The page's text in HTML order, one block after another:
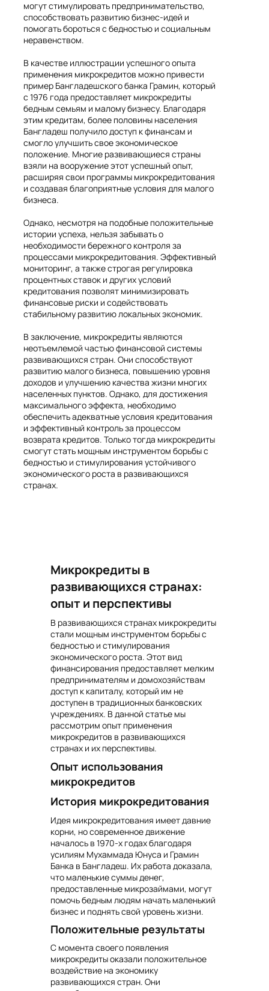
могут стимулировать предпринимательство,
способствовать развитию бизнес-идей и
помогать бороться с бедностью и социальным
неравенством.
В качестве иллюстрации успешного опыта
применения микрокредитов можно привести
пример Бангладешского банка Грамин, который
с 1976 года предоставляет микрокредиты
бедным семьям и малому бизнесу. Благодаря
этим кредитам, более половины населения
Бангладеш получило доступ к финансам и
смогло улучшить свое экономическое
положение. Многие развивающиеся страны
взяли на вооружение этот успешный опыт,
расширяя свои программы микрокредитования
и создавая благоприятные условия для малого
бизнеса.
Однако, несмотря на подобные положительные
истории успеха, нельзя забывать о
необходимости бережного контроля за
процессами микрокредитования. Эффективный
мониторинг, а также строгая регулировка
процентных ставок и других условий
кредитования позволят минимизировать
финансовые риски и содействовать
стабильному развитию локальных экономик.
В заключение, микрокредиты являются
неотъемлемой частью финансовой системы
развивающихся стран. Они способствуют
развитию малого бизнеса, повышению уровня
доходов и улучшению качества жизни многих
населенных пунктов. Однако, для достижения
максимального эффекта, необходимо
обеспечить адекватные условия кредитования
и эффективный контроль за процессом
возврата кредитов. Только тогда микрокредиты
смогут стать мощным инструментом борьбы с
бедностью и стимулирования устойчивого
экономического роста в развивающихся
странах.
Микрокредиты в
развивающихся странах:
опыт и перспективы
В развивающихся странах микрокредиты
стали мощным инструментом борьбы с
бедностью и стимулирования
экономического роста. Этот вид
финансирования предоставляет мелким
предпринимателям и домохозяйствам
доступ к капиталу, который им не
доступен в традиционных банковских
учреждениях. В данной статье мы
рассмотрим опыт применения
микрокредитов в развивающихся
странах и их перспективы.
Опыт использования
микрокредитов
История микрокредитования
Идея микрокредитования имеет давние
корни, но современное движение
началось в 1970-х годах благодаря
усилиям Мухаммада Юнуса и Грамин
Банка в Бангладеш. Их работа доказала,
что маленькие суммы денег,
предоставленные микрозаймами, могут
помочь бедным людям начать маленький
бизнес и поднять свой уровень жизни.
Положительные результаты
С момента своего появления
микрокредиты оказали положительное
воздействие на экономику
развивающихся стран. Они